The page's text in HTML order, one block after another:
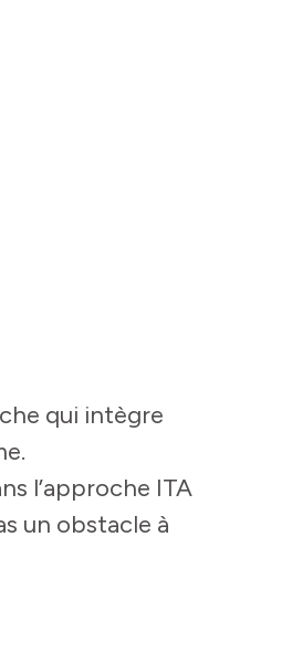
qui intègre
l’approche ITA
un obstacle à